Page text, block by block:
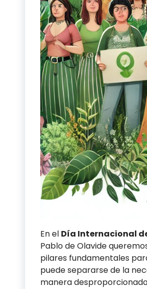
En el Día Internacional
Pablo de Olavide
pilares fundamentales
puede separarse de la
manera